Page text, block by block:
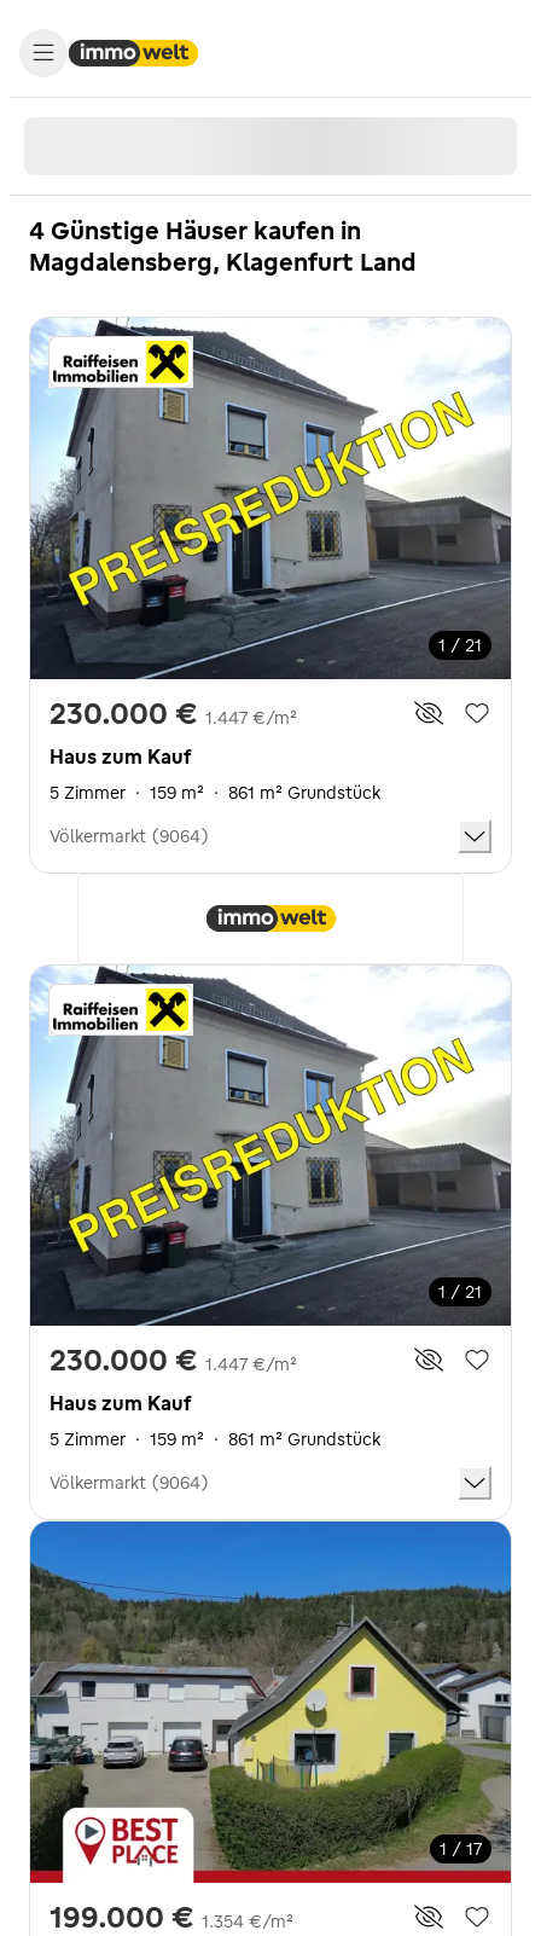
4 Günstige Häuser kaufen in
Magdalensberg, Klagenfurt Land
1 / 21
230.000 € 1.447 €/m²
Haus zum Kauf
5 Zimmer · 159 m² · 861 m² Grundstück
Völkermarkt (9064)
1 / 21
230.000 € 1.447 €/m²
Haus zum Kauf
5 Zimmer · 159 m² · 861 m² Grundstück
Völkermarkt (9064)
1 / 17
199.000 € 1.354 €/m²